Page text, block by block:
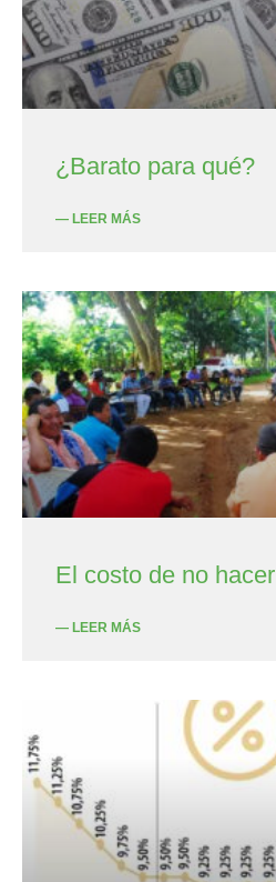
¿Barato para qué?
— LEER MÁS
El costo de no hacer
— LEER MÁS